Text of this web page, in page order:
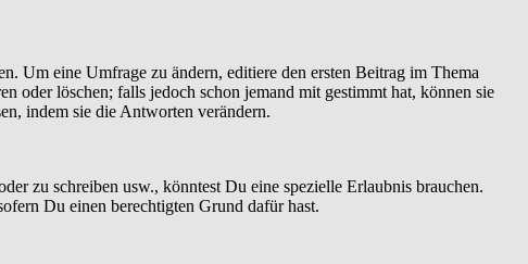
Um eine Umfrage zu ändern, editiere den ersten Beitrag im Thema
oder löschen; falls jedoch schon jemand mit gestimmt hat, können sie
indem sie die Antworten verändern.
zu schreiben usw., könntest Du eine spezielle Erlaubnis brauchen.
Du einen berechtigten Grund dafür hast.